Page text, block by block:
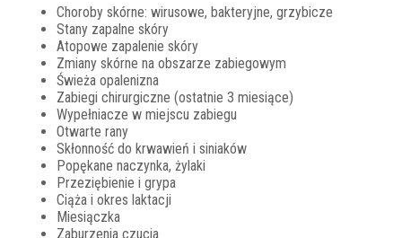
Choroby skórne: wirusowe, bakteryjne, grzybicze
Stany zapalne skóry
Atopowe zapalenie skóry
Zmiany skórne na obszarze zabiegowym
Świeża opalenizna
Zabiegi chirurgiczne (ostatnie 3 miesiące)
Wypełniacze w miejscu zabiegu
Otwarte rany
Skłonność do krwawień i siniaków
Popękane naczynka, żylaki
Przeziębienie i grypa
Ciąża i okres laktacji
Miesiączka
Zaburzenia czucia